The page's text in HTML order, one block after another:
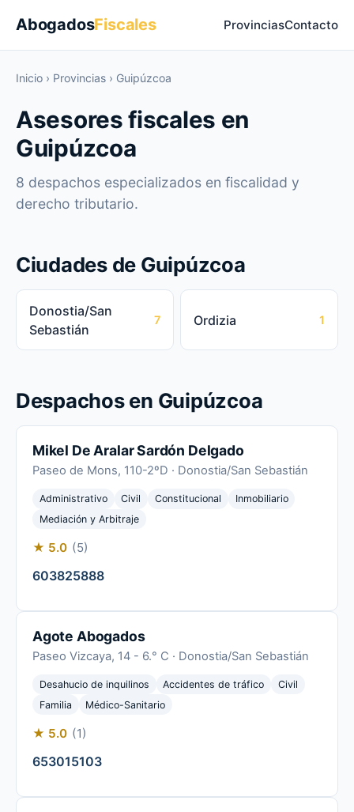
AbogadosFiscales ProvinciasContacto
Inicio › Provincias › Guipúzcoa
Asesores fiscales en
Guipúzcoa
8 despachos especializados en fiscalidad y
derecho tributario.
Ciudades de Guipúzcoa
Donostia/San
Sebastián
7 Ordizia 1
Despachos en Guipúzcoa
Mikel De Aralar Sardón Delgado
Paseo de Mons, 110-2ºD · Donostia/San Sebastián
Administrativo Civil Constitucional
Inmobiliario
Mediación y Arbitraje
★ 5.0 (5)
603825888
Agote Abogados
Paseo Vizcaya, 14 - 6.° C · Donostia/San Sebastián
Desahucio de inquilinos Accidentes de tráfico
Civil
Familia
Médico-Sanitario
★ 5.0 (1)
653015103